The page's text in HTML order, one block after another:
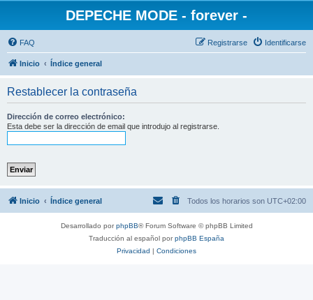
DEPECHE MODE - forever -
FAQ Identificarse
Registrarse
Inicio Índice general
Restablecer la contraseña
Dirección de correo electrónico:
Esta debe ser la dirección de email que introdujo al registrarse.
Inicio Índice general Todos los horarios son UTC+02:00
Desarrollado porphpBB® Forum Software © phpBB Limited
Traducción al español porphpBB España
Privacidad | Condiciones